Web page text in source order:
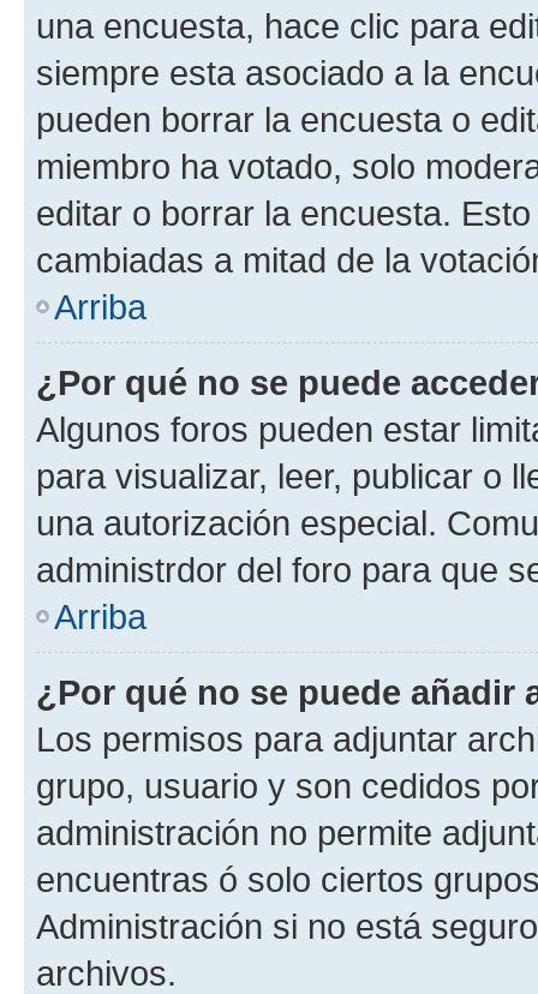
una encuesta, hace clic para
siempre esta asociado a la
pueden borrar la encuesta o
miembro ha votado, solo
editar o borrar la encuesta.
cambiadas a mitad de la
Arriba
¿Por qué no se puede
Algunos foros pueden estar
para visualizar, leer, publicar o
una autorización especial.
administrdor del foro para que
Arriba
¿Por qué no se puede añadir
Los permisos para adjuntar
grupo, usuario y son cedidos
administración no permite
encuentras ó solo ciertos
Administración si no está
archivos.